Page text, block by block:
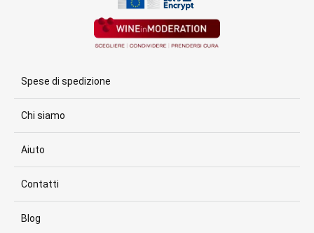
Spese di spedizione
Chi siamo
Aiuto
Contatti
Blog